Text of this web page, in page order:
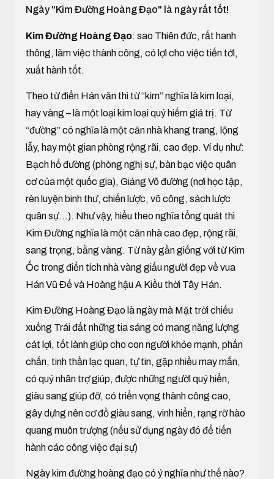
Ngày "Kim Đường Hoàng Đạo" là ngày rất tốt!
Kim Đường Hoàng Đạo: sao Thiên đức, rất hanh
thông, làm việc thành công, có lợi cho việc tiến tới,
xuất hành tốt.
Theo từ điển Hán văn thì từ “kim” nghĩa là kim loại,
hay vàng – là một loại kim loại quý hiếm giá trị. Từ
“đường” có nghĩa là một căn nhà khang trang, lộng
lẫy, hay một gian phòng rộng rãi, cao đẹp. Ví dụ như:
Bạch hổ đường (phòng nghị sự, bàn bạc việc quân
cơ của một quốc gia), Giảng Võ đường (nơi học tập,
rèn luyện binh thư, chiến lược, võ công, sách lược
quân sự...). Như vậy, hiểu theo nghĩa tổng quát thì
Kim Đường nghĩa là một căn nhà cao đẹp, rộng rãi,
sang trọng, bằng vàng. Từ này gần giống với từ Kim
Ốc trong điển tích nhà vàng giấu người đẹp về vua
Hán Vũ Đế và Hoàng hậu A Kiều thời Tây Hán.
Kim Đường Hoàng Đạo là ngày mà Mặt trời chiếu
xuống Trái đất những tia sáng có mang năng lượng
cát lợi, tốt lành giúp cho con người khỏe mạnh, phấn
chấn, tinh thần lạc quan, tự tin, gặp nhiều may mắn,
có quý nhân trợ giúp, được những người quý hiển,
giàu sang giúp đỡ, có triển vọng thành công cao,
gây dựng nên cơ đồ giàu sang, vinh hiển, rạng rỡ hào
quang muôn trượng (nếu sử dụng ngày đó để tiến
hành các công việc đại sự)
Ngày kim đường hoàng đạo có ý nghĩa như thế nào?